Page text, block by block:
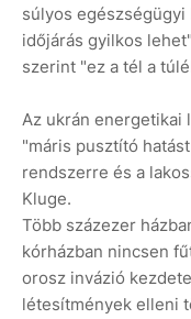
súlyos
időjárás gyilkos
szerint "ez a tél a
Az ukrán energetikai
"máris pusztító
rendszerre és a
Kluge.
Több százezer
kórházban nincsen
orosz invázió
létesítmények elleni